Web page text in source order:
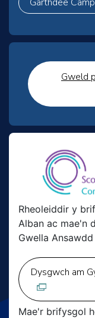
Gweld
Rheoleiddir y
Alban ac mae'n
Gwella
Dysgwch am
Mae'r brifysgol